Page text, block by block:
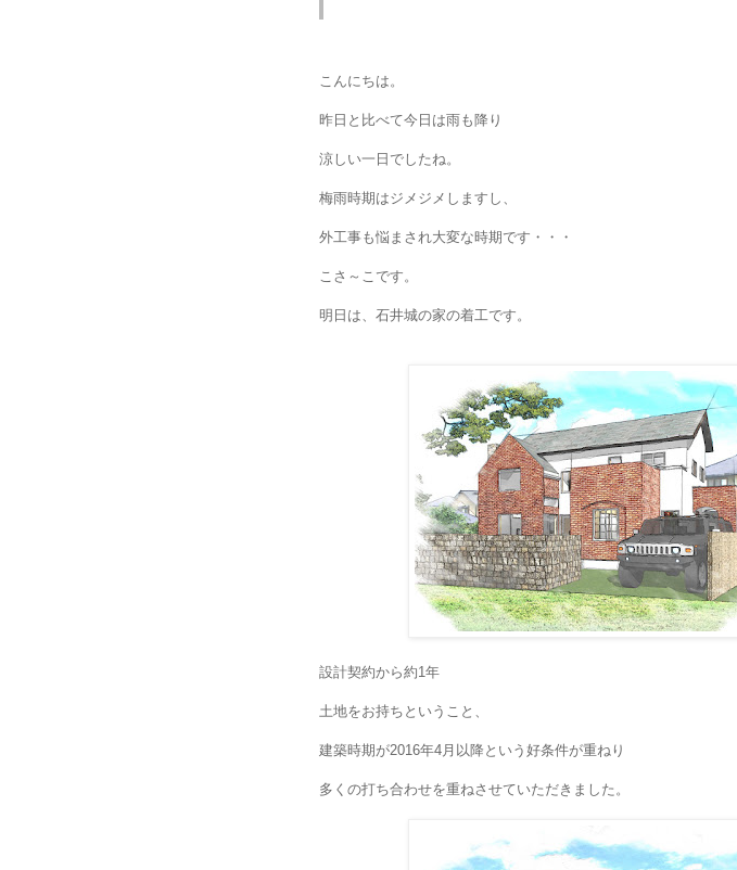
こんにちは。
昨日と比べて今日は雨も降り
涼しい一日でしたね。
梅雨時期はジメジメしますし、
外工事も悩まされ大変な時期です・・・
こさ～こです。
明日は、石井城の家の着工です。
設計契約から約1年
土地をお持ちということ、
建築時期が2016年4月以降という好条件が重ねり
多くの打ち合わせを重ねさせていただきました。